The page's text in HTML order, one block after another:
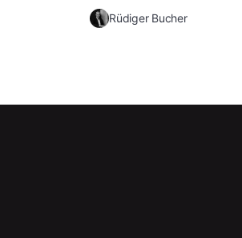
Rüdiger Bucher